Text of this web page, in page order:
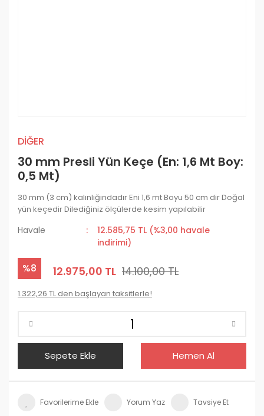
DİĞER
30 mm Presli Yün Keçe (En: 1,6 Mt Boy:
0,5 Mt)
30 mm (3 cm) kalınlığındadır Eni 1,6 mt Boyu 50 cm dir Doğal
yün keçedir Dilediğiniz ölçülerde kesim yapılabilir
Havale
12.585,75 TL (%3,00 havale
indirimi)
%8 12.975,00 TL 14.100,00 TL
1.322,26 TL den başlayan taksitlerle!
Sepete Ekle Hemen Al
Yorum Yaz Tavsiye Et